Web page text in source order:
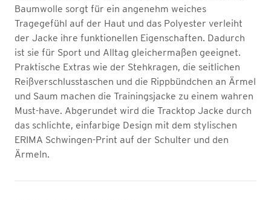
Baumwolle sorgt für ein angenehm weiches
Tragegefühl auf der Haut und das Polyester verleiht
der Jacke ihre funktionellen Eigenschaften. Dadurch
ist sie für Sport und Alltag gleichermaßen geeignet.
Praktische Extras wie der Stehkragen, die seitlichen
Reißverschlusstaschen und die Rippbündchen an Ärmel
und Saum machen die Trainingsjacke zu einem wahren
Must-have. Abgerundet wird die Tracktop Jacke durch
das schlichte, einfarbige Design mit dem stylischen
ERIMA Schwingen-Print auf der Schulter und den
Ärmeln.